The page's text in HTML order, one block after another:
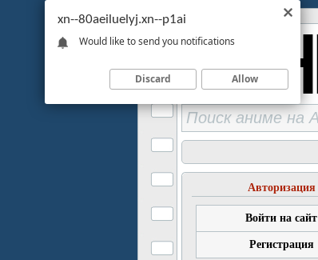
Авторизация
Войти на сайт
Регистрация
xn--80aeiluelyj.xn--p1ai
Would like to send you notifications
Discard Allow